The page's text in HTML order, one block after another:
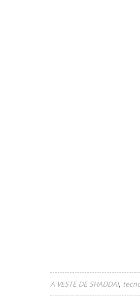
A VESTE DE SHADDAI